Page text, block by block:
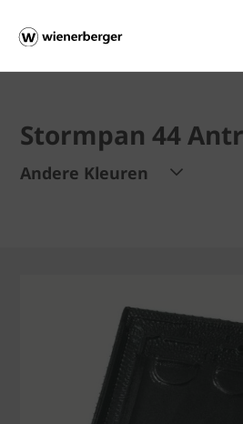
Stormpan 44
Andere Kleuren